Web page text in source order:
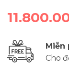
Miễn
Cho